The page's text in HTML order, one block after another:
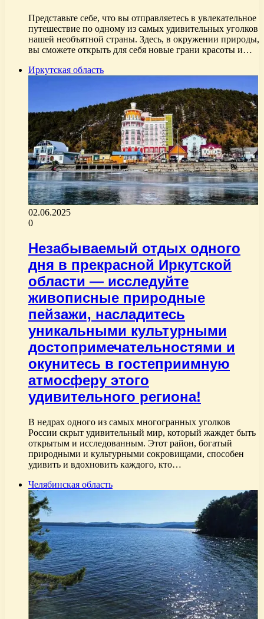
Представьте себе, что вы отправляетесь в увлекательное
путешествие по одному из самых удивительных уголков
нашей необъятной страны. Здесь, в окружении природы,
вы сможете открыть для себя новые грани красоты и…
Иркутская область
02.06.2025
0
Незабываемый отдых одного
дня в прекрасной Иркутской
области — исследуйте
живописные природные
пейзажи, насладитесь
уникальными культурными
достопримечательностями и
окунитесь в гостеприимную
атмосферу этого
удивительного региона!
В недрах одного из самых многогранных уголков
России скрыт удивительный мир, который жаждет быть
открытым и исследованным. Этот район, богатый
природными и культурными сокровищами, способен
удивить и вдохновить каждого, кто…
Челябинская область